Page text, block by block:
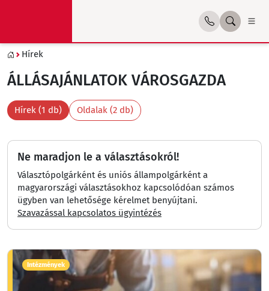
Hírek
ÁLLÁSAJÁNLATOK VÁROSGAZDA
Hírek (1 db) Oldalak (2 db)
Ne maradjon le a választásokról!
Választópolgárként és uniós állampolgárként a
magyarországi választásokhoz kapcsolódóan számos
ügyben van lehetősége kérelmet benyújtani.
Szavazással kapcsolatos ügyintézés
Intézmények